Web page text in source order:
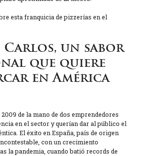
esta franquicia de pizzerías en el
Carlos, un sabor
que quiere
en América
de la mano de dos emprendedores
en el sector y querían dar al público el
El éxito en España, país de origen
con un crecimiento
la pandemia, cuando batió records de